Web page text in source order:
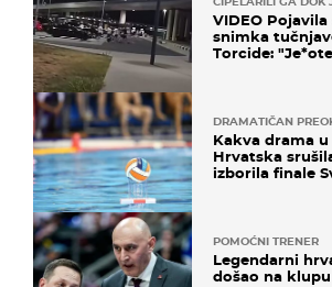
VIDEO Pojavila
snimka
Torcide:
DRAMATIČAN
Kakva drama
Hrvatska
izborila finale
POMOĆNI TRENER
Legendarni
došao na